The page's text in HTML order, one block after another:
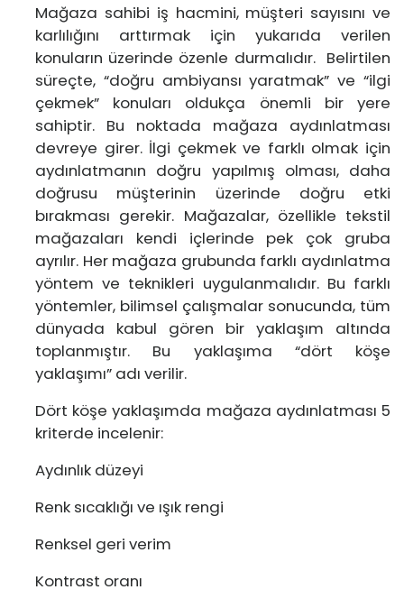
Mağaza sahibi iş hacmini, müşteri sayısını ve
karlılığını arttırmak için yukarıda verilen
konuların üzerinde özenle durmalıdır. Belirtilen
süreçte, “doğru ambiyansı yaratmak” ve “ilgi
çekmek” konuları oldukça önemli bir yere
sahiptir. Bu noktada mağaza aydınlatması
devreye girer. İlgi çekmek ve farklı olmak için
aydınlatmanın doğru yapılmış olması, daha
doğrusu müşterinin üzerinde doğru etki
bırakması gerekir. Mağazalar, özellikle tekstil
mağazaları kendi içlerinde pek çok gruba
ayrılır. Her mağaza grubunda farklı aydınlatma
yöntem ve teknikleri uygulanmalıdır. Bu farklı
yöntemler, bilimsel çalışmalar sonucunda, tüm
dünyada kabul gören bir yaklaşım altında
toplanmıştır. Bu yaklaşıma “dört köşe
yaklaşımı” adı verilir.
Dört köşe yaklaşımda mağaza aydınlatması 5
kriterde incelenir:
Aydınlık düzeyi
Renk sıcaklığı ve ışık rengi
Renksel geri verim
Kontrast oranı